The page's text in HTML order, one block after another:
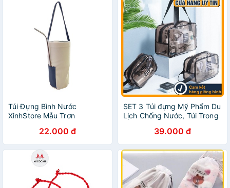
Túi Đựng Bình Nước
XinhStore Mẫu Trơn
22.000 đ
SET 3 Túi đựng Mỹ Phẩm Du
Lịch Chống Nước, Túi Trong
39.000 đ